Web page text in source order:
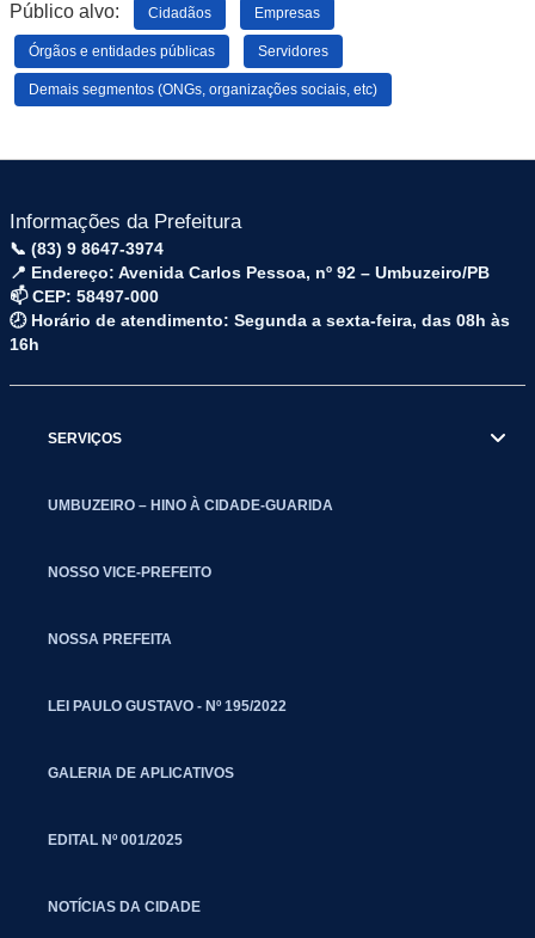
Público alvo: Cidadãos Empresas
Órgãos e entidades públicas Servidores
Demais segmentos (ONGs, organizações sociais, etc)
Informações da Prefeitura
📞 (83) 9 8647-3974
📍 Endereço: Avenida Carlos Pessoa, nº 92 – Umbuzeiro/PB
📫 CEP: 58497-000
🕗 Horário de atendimento: Segunda a sexta-feira, das 08h às
16h
SERVIÇOS
UMBUZEIRO – HINO À CIDADE-GUARIDA
NOSSO VICE-PREFEITO
NOSSA PREFEITA
LEI PAULO GUSTAVO - Nº 195/2022
GALERIA DE APLICATIVOS
EDITAL Nº 001/2025
NOTÍCIAS DA CIDADE